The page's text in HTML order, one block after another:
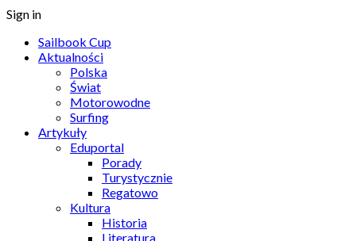
Sign in
Sailbook Cup
Aktualności
Polska
Świat
Motorowodne
Surfing
Artykuły
Eduportal
Porady
Turystycznie
Regatowo
Kultura
Historia
Literatura